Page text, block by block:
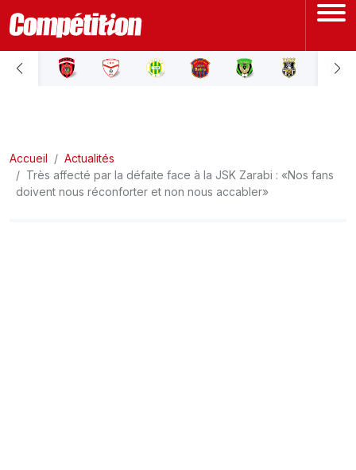
ACCUEIL
LIGUE 2
Accueil
Actualités
Très affecté par la défaite face à la JSK Zarabi : «Nos fans
doivent nous réconforter et non nous accabler»